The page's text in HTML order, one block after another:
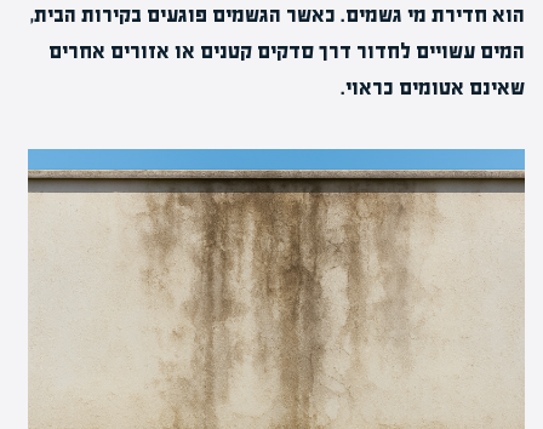
הוא חדירת מי גשמים. כאשר הגשמים פוגעים בקירות הבית,
המים עשויים לחדור דרך סדקים קטנים או אזורים אחרים
שאינם אטומים כראוי.